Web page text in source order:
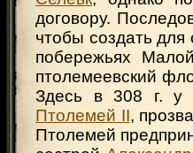
договору.
чтобы создать
побережьях
птолемеевский
Здесь в 308 г. у
Птолемей II,
Птолемей